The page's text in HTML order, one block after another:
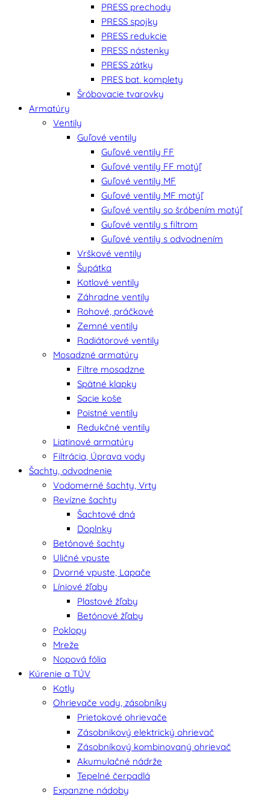
PRESS prechody
PRESS spojky
PRESS redukcie
PRESS nástenky
PRESS zátky
PRES bat. komplety
Šróbovacie tvarovky
Armatúry
Ventily
Guľové ventily
Guľové ventily FF
Guľové ventily FF motýľ
Guľové ventily MF
Guľové ventily MF motýľ
Guľové ventily so šróbením motýľ
Guľové ventily s filtrom
Guľové ventily s odvodnením
Vrškové ventily
Šupátka
Kotlové ventily
Záhradne ventily
Rohové, práčkové
Zemné ventily
Radiátorové ventily
Mosadzné armatúry
Filtre mosadzne
Spätné klapky
Sacie koše
Poistné ventily
Redukčné ventily
Liatinové armatúry
Filtrácia, Úprava vody
Šachty, odvodnenie
Vodomerné šachty, Vrty
Revízne šachty
Šachtové dná
Doplnky
Betónové šachty
Uličné vpuste
Dvorné vpuste, Lapače
Líniové žľaby
Plastové žľaby
Betónové žľaby
Poklopy
Mreže
Nopová fólia
Kúrenie a TÚV
Kotly
Ohrievače vody, zásobníky
Prietokové ohrievače
Zásobnikový elektrický ohrievač
Zásobníkový kombinovaný ohrievač
Akumulačné nádrže
Tepelné čerpadlá
Expanzne nádoby